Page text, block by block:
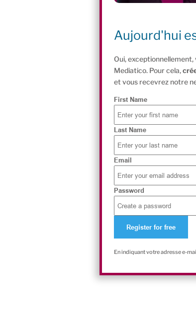
Aujourd'hui
Oui,
Mediatico. Pour cela,
et vous recevrez notre
First Name
Last Name
Email
Password
En indiquant votre adresse e-